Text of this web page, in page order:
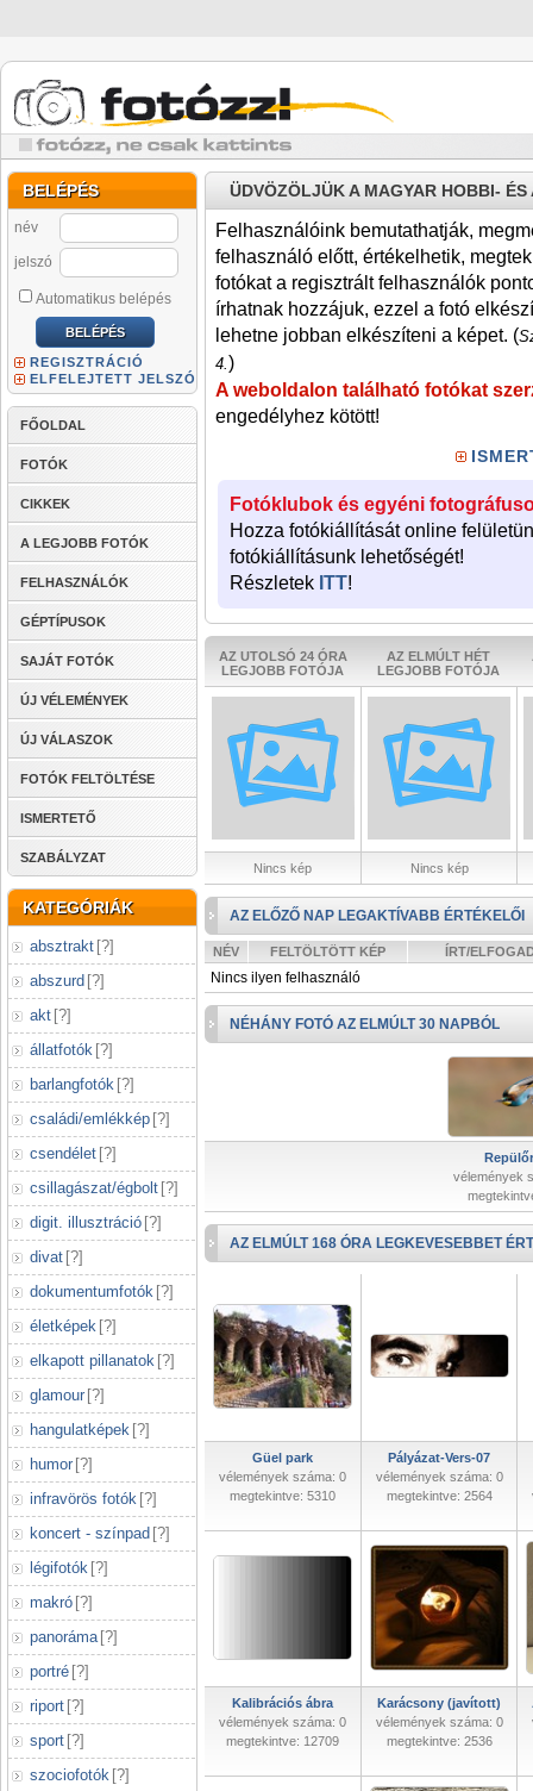
BELÉPÉS
név
jelszó
Automatikus belépés
REGISZTRÁCIÓ
ELFELEJTETT JELSZÓ
FŐOLDAL
FOTÓK
CIKKEK
A LEGJOBB FOTÓK
FELHASZNÁLÓK
GÉPTÍPUSOK
SAJÁT FOTÓK
ÚJ VÉLEMÉNYEK
ÚJ VÁLASZOK
FOTÓK FELTÖLTÉSE
ISMERTETŐ
SZABÁLYZAT
KATEGÓRIÁK
absztrakt [?]
abszurd [?]
akt [?]
állatfotók [?]
barlangfotók [?]
családi/emlékkép [?]
csendélet [?]
csillagászat/égbolt [?]
digit. illusztráció [?]
divat [?]
dokumentumfotók [?]
életképek [?]
elkapott pillanatok [?]
glamour [?]
hangulatképek [?]
humor [?]
infravörös fotók [?]
koncert - színpad [?]
légifotók [?]
makró [?]
panoráma [?]
portré [?]
riport [?]
sport [?]
szociofotók [?]
ÜDVÖZÖLJÜK A MAGYAR HOBBI-
Felhasználóink bemutathatják,
felhasználó előtt, értékelhetik,
fotókat a regisztrált felhasználók
írhatnak hozzájuk, ezzel a fotó
lehetne jobban elkészíteni a képet. (
4.)
A weboldalon található fotókat
engedélyhez kötött!
Fotóklubok és egyéni
Hozza fotókiállítását online
fotókiállításunk lehetőségét!
Részletek ITT!
AZ UTOLSÓ 24 ÓRA
LEGJOBB FOTÓJA
AZ ELMÚLT HÉT
LEGJOBB FOTÓJA
Nincs kép Nincs kép
AZ ELŐZŐ NAP LEGAKTÍVABB ÉRTÉKELŐI
NÉV FELTÖLTÖTT KÉP ÍRT/
Nincs ilyen felhasználó
NÉHÁNY FOTÓ AZ ELMÚLT 30 NAPBÓL
vélemények
AZ ELMÚLT 168 ÓRA LEGKEVESEBBET
Güel park
vélemények száma: 0
megtekintve: 5310
Pályázat-Vers-07
vélemények száma: 0
megtekintve: 2564
Kalibrációs ábra
vélemények száma: 0
megtekintve: 12709
Karácsony (javított)
vélemények száma: 0
megtekintve: 2536